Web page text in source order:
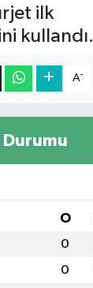
ilk
kullandı.
A-
Durumu
O
0
0